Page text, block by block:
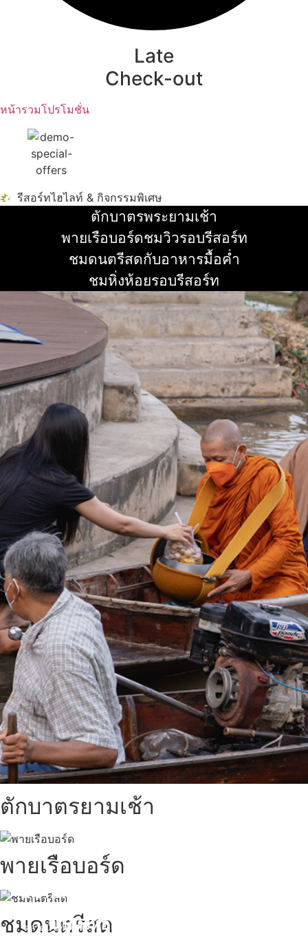
นับหิ่งห้อย ร้อยลำพู ดูพระจันทร์
Late
Check-out
หน้ารวมโปรโมชั่น
รีสอร์ทไฮไลท์ & กิจกรรมพิเศษ
ตักบาตรพระยามเช้า
อ่านเพิ่ม
พายเรือบอร์ดชมวิวรอบรีสอร์ท
อ่านเพิ่ม
ชมดนตรีสดกับอาหารมื้อค่ำ
อ่านเพิ่ม
ชมหิ่งห้อยรอบรีสอร์ท
อ่านเพิ่ม
ตักบาตรยามเช้า
พายเรือบอร์ด
ชมดนตรีสด
สถานที่ท่องเที่ยวรอบรีสอร์ท
"ตลาดน้ำอัมพวา"